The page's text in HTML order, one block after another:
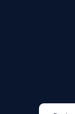
Recherche